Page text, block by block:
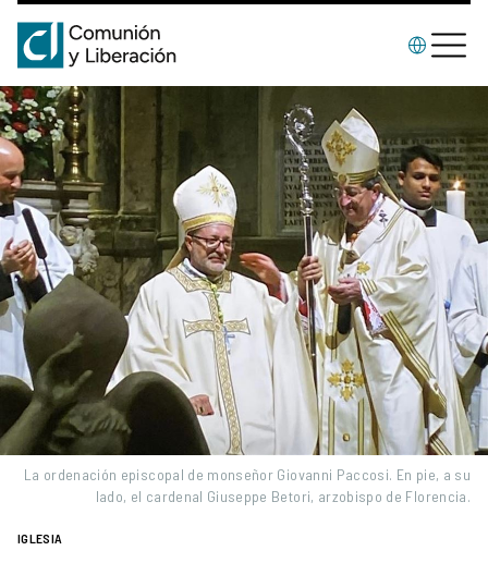
IGLESIA
La ordenación episcopal de monseñor Giovanni Paccosi. En pie, a su
lado, el cardenal Giuseppe Betori, arzobispo de Florencia.